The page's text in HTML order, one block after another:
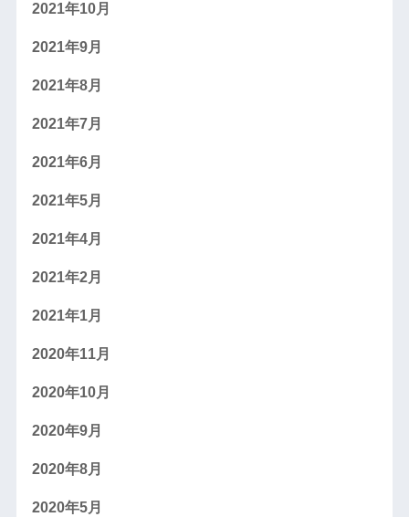
2021年10月
2021年9月
2021年8月
2021年7月
2021年6月
2021年5月
2021年4月
2021年2月
2021年1月
2020年11月
2020年10月
2020年9月
2020年8月
2020年5月